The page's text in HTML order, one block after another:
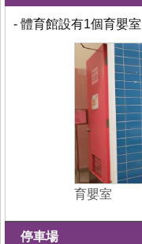
- 體育館設有1個育嬰
育嬰室
停車場